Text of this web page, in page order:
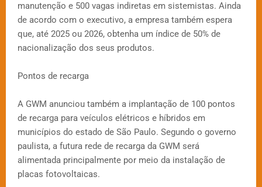
manutenção e 500 vagas indiretas em sistemistas. Ainda
de acordo com o executivo, a empresa também espera
que, até 2025 ou 2026, obtenha um índice de 50% de
nacionalização dos seus produtos.
Pontos de recarga
A GWM anunciou também a implantação de 100 pontos
de recarga para veículos elétricos e híbridos em
municípios do estado de São Paulo. Segundo o governo
paulista, a futura rede de recarga da GWM será
alimentada principalmente por meio da instalação de
placas fotovoltaicas.